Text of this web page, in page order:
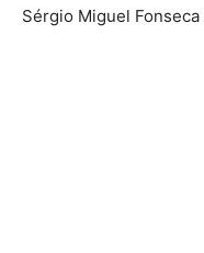
Sérgio Miguel